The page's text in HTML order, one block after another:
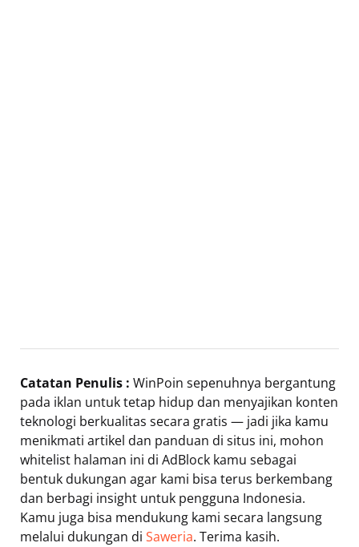
Catatan Penulis : WinPoin sepenuhnya bergantung
pada iklan untuk tetap hidup dan menyajikan konten
teknologi berkualitas secara gratis — jadi jika kamu
menikmati artikel dan panduan di situs ini, mohon
whitelist halaman ini di AdBlock kamu sebagai
bentuk dukungan agar kami bisa terus berkembang
dan berbagi insight untuk pengguna Indonesia.
Kamu juga bisa mendukung kami secara langsung
melalui dukungan di Saweria. Terima kasih.